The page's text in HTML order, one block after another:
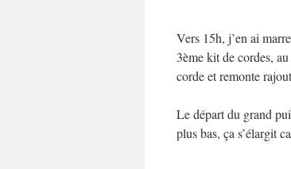
Vers 15h, j’en ai
3ème kit de cordes,
corde et remonte
Le départ du grand
plus bas, ça s’élargit